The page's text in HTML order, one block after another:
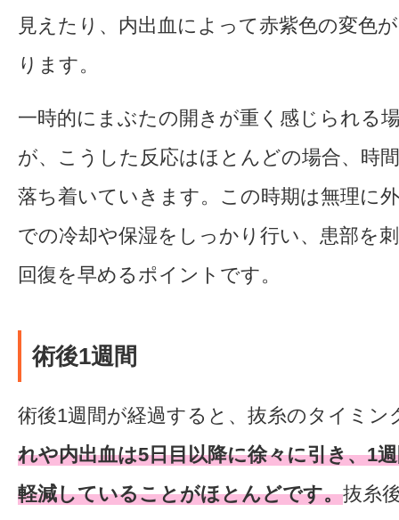
見えたり、内出血によって赤紫色の変色
ります。
一時的にまぶたの開きが重く感じられる
が、こうした反応はほとんどの場合、時
落ち着いていきます。この時期は無理に
での冷却や保湿をしっかり行い、患部を
回復を早めるポイントです。
術後1週間
術後1週間が経過すると、抜糸のタイミン
れや内出血は5日目以降に徐々に引き、1
軽減していることがほとんどです。抜糸